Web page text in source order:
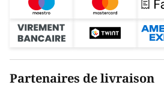
Partenaires de livraison